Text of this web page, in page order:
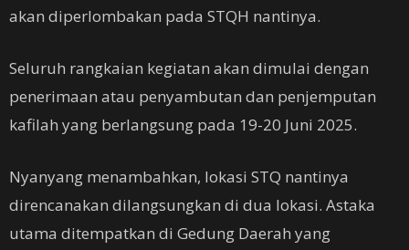
akan diperlombakan pada STQH nantinya.
Seluruh rangkaian kegiatan akan dimulai dengan
penerimaan atau penyambutan dan penjemputan
kafilah yang berlangsung pada 19-20 Juni 2025.
Nyanyang menambahkan, lokasi STQ nantinya
direncanakan dilangsungkan di dua lokasi. Astaka
utama ditempatkan di Gedung Daerah yang